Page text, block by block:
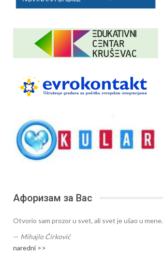
Афоризам за Вас
Otvorio sam prozor u svet, ali svet je ušao u mene.
— Mihajlo Ćirković
naredni >>